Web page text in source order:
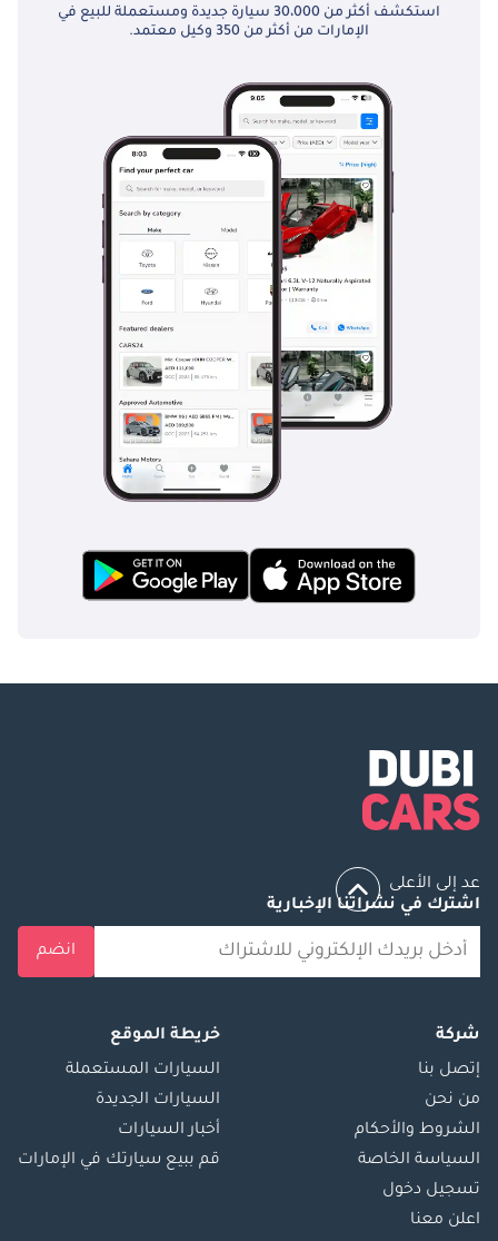
استكشف أكثر من 30،000 سيارة جديدة ومستعملة للبيع في
الإمارات من أكثر من 350 وكيل معتمد.
عد إلى الأعلى
اشترك في نشراتنا الإخبارية
انضم
شركة
إتصل بنا
من نحن
الشروط والأحكام
السياسة الخاصة
تسجيل دخول
اعلن معنا
خريطة الموقع
السيارات المستعملة
السيارات الجديدة
أخبار السيارات
قم ببيع سيارتك في الإمارات